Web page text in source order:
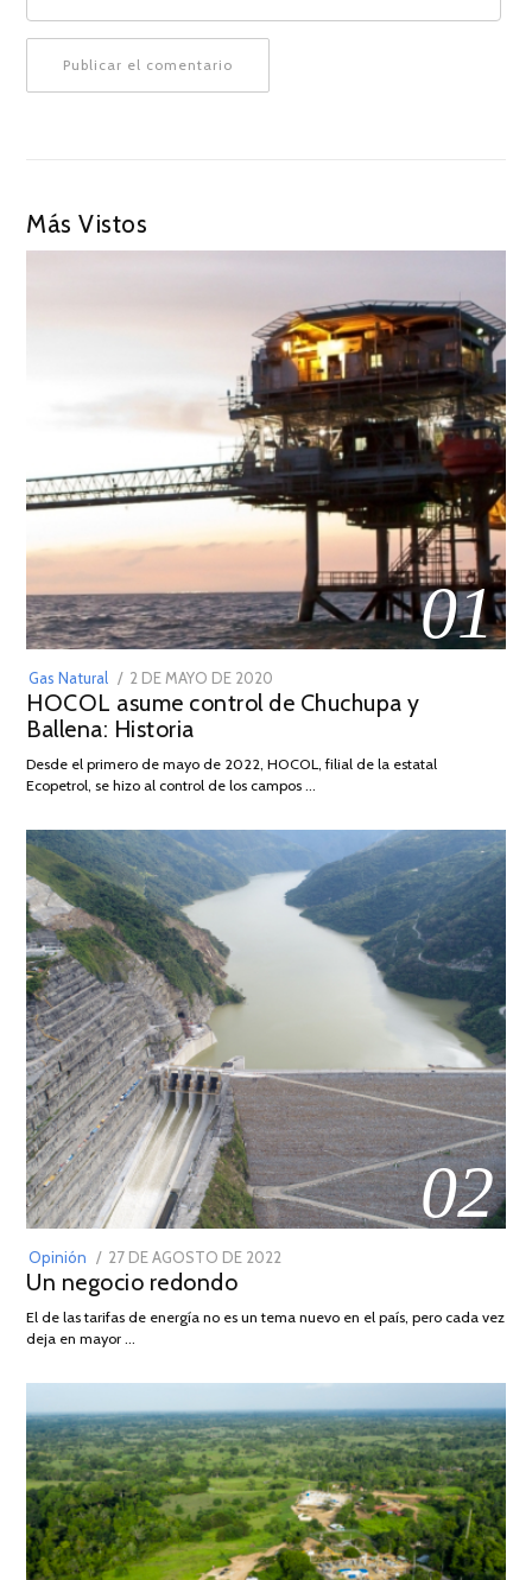
Más Vistos
01
Gas Natural
POSTED
ON
2 DE MAYO DE 2020
DE
2026
HOCOL asume control de Chuchupa y
Ballena: Historia
Desde el primero de mayo de 2022, HOCOL, filial de la estatal
Ecopetrol, se hizo al control de los campos …
02
Opinión
POSTED
ON
27 DE AGOSTO DE 2022
DE
Un negocio redondo
El de las tarifas de energía no es un tema nuevo en el país, pero cada vez
deja en mayor …